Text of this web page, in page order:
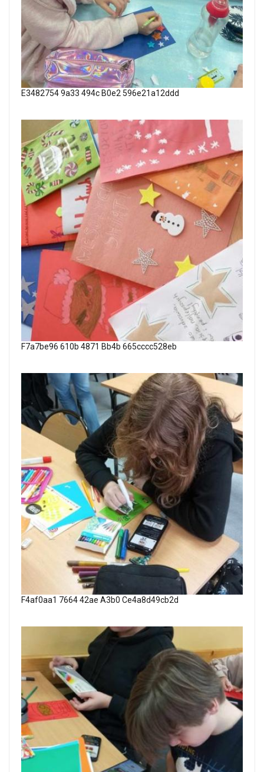
E3482754 9a33 494c B0e2 596e21a12ddd
F7a7be96 610b 4871 Bb4b 665cccc528eb
F4af0aa1 7664 42ae A3b0 Ce4a8d49cb2d